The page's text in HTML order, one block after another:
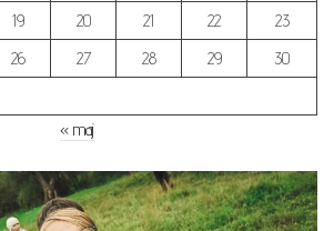
19 20 21 22
23
26 27 28 29
30
« maj